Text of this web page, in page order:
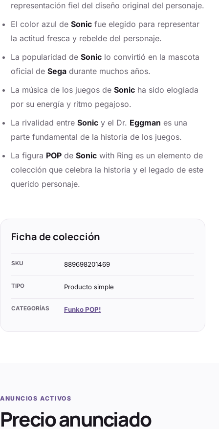
representación fiel del diseño original del personaje.
El color azul de Sonic fue elegido para representar
la actitud fresca y rebelde del personaje.
La popularidad de Sonic lo convirtió en la mascota
oficial de Sega durante muchos años.
La música de los juegos de Sonic ha sido elogiada
por su energía y ritmo pegajoso.
La rivalidad entre Sonic y el Dr. Eggman es una
parte fundamental de la historia de los juegos.
La figura POP de Sonic with Ring es un elemento de
colección que celebra la historia y el legado de este
querido personaje.
Ficha de colección
SKU 889698201469
TIPO Producto simple
CATEGORÍAS Funko POP!
ANUNCIOS ACTIVOS
Precio anunciado